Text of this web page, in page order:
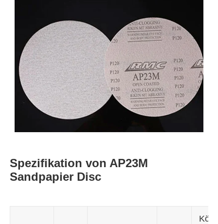
Spezifikation von AP23M
Sandpapier Disc